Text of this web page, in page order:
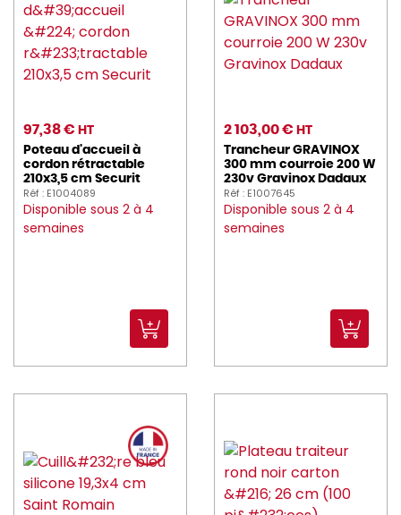
eclatdefrance (2)
electrolux (1)
essentialcollection (151)
ETERNUM (213)
EXEOL (18)
FLEXMOB (487)
GASTRONUM (5)
GILAC (136)
97,38 € HT
Poteau d'accueil à
cordon rétractable
210x3,5 cm Securit
Réf : E1004089
Disponible sous 2 à 4
semaines
2 103,00 € HT
Trancheur GRAVINOX
300 mm courroie 200 W
230v Gravinox Dadaux
Réf : E1007645
Disponible sous 2 à 4
semaines